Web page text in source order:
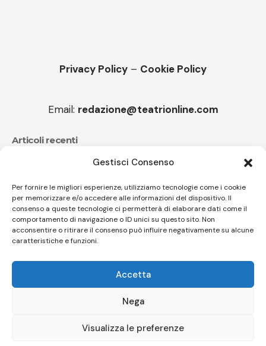
Gestisci Consenso
Per fornire le migliori esperienze, utilizziamo tecnologie come i cookie
per memorizzare e/o accedere alle informazioni del dispositivo. Il
consenso a queste tecnologie ci permetterà di elaborare dati come il
comportamento di navigazione o ID unici su questo sito. Non
acconsentire o ritirare il consenso può influire negativamente su alcune
caratteristiche e funzioni.
Accetta
Nega
Visualizza le preferenze
Privacy Policy – Cookie Policy
Email: redazione@teatrionline.com
Articoli recenti
CucuFestival 2026: teatro di strada a Roana
Il sound travolgente di Sparagna e l’Orchestra
popolare italiana
Firenze - SEO BY SIMONE ROMPIETTI SR WEB
Le tue preferenze relative alla privacy